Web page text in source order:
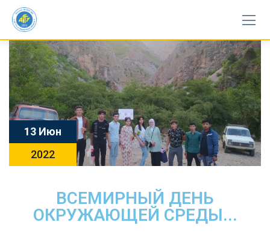
13 Июн
2022
ВСЕМИРНЫЙ ДЕНЬ
ОКРУЖАЮЩЕЙ СРЕДЫ...